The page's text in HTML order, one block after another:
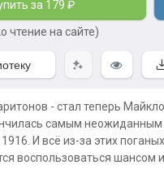
Купить за 179 ₽
чтение на сайте)
- стал теперь
самым неожиданным
И всё из-за этих
воспользоваться шансом